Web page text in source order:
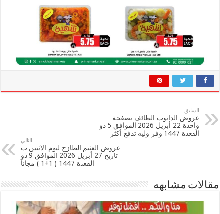
السابق
عروض الدانوب الطائف بصفحة
واحدة 22 أبريل 2026 الموافق 5 ذو
القعدة 1447 وفر وليه تدفع أكثر
التالي
عروض العثيم الطازج ليوم الاثنين ب
تاريخ 27 أبريل 2026 الموافق 9 ذو
القعدة 1447 ( 1+1 ) مجاناً
مقالات مشابهة